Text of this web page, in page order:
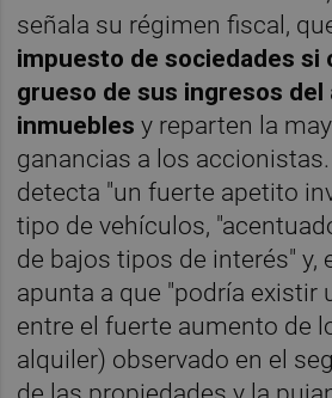
señala su régimen fiscal,
impuesto de sociedades si
grueso de sus ingresos del
inmueblesy reparten la
ganancias a los
detecta "un fuerte apetito
tipo de vehículos,
de bajos tipos de interés" y,
apunta a que "podría existir
entre el fuerte aumento de
alquiler) observado en el